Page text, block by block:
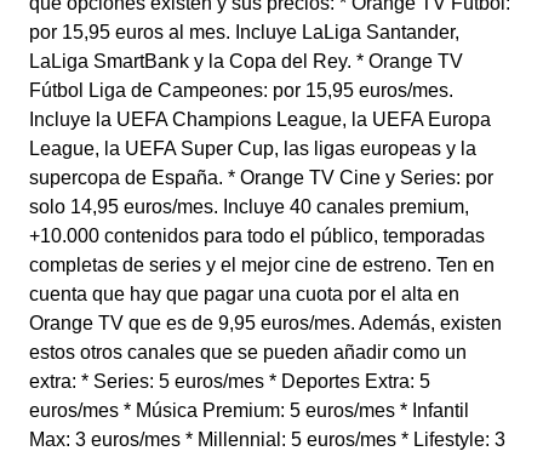
por 15,95 euros al mes. Incluye LaLiga Santander,
LaLiga SmartBank y la Copa del Rey. * Orange TV
Fútbol Liga de Campeones: por 15,95 euros/mes.
Incluye la UEFA Champions League, la UEFA Europa
League, la UEFA Super Cup, las ligas europeas y la
supercopa de España. * Orange TV Cine y Series: por
solo 14,95 euros/mes. Incluye 40 canales premium,
+10.000 contenidos para todo el público, temporadas
completas de series y el mejor cine de estreno. Ten en
cuenta que hay que pagar una cuota por el alta en
Orange TV que es de 9,95 euros/mes. Además, existen
estos otros canales que se pueden añadir como un
extra: * Series: 5 euros/mes * Deportes Extra: 5
euros/mes * Música Premium: 5 euros/mes * Infantil
Max: 3 euros/mes * Millennial: 5 euros/mes * Lifestyle: 3